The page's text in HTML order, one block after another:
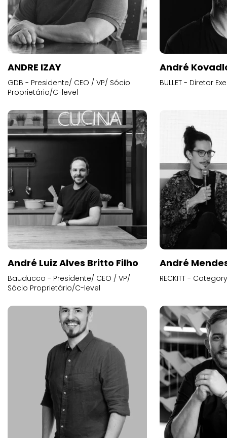
ANDRE IZAY
GDB - Presidente/ CEO / VP/ Sócio
Proprietário/C-level
André
BULLET - Diretor
André Luiz Alves Britto Filho
Bauducco - Presidente/ CEO / VP/
Sócio Proprietário/C-level
André
RECKITT -